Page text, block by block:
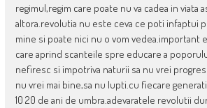
regimul,regim care poate nu va cadea in viata
altora.revolutia nu este ceva ce poti infaptui
mine si poate nici nu o vom vedea.important
care aprind scanteile spre educare a
nefiresc si impotriva naturii sa nu vrei
nu vrei mai bine,sa nu lupti.cu fiecare
10 20 de ani de umbra.adevaratele revolutii